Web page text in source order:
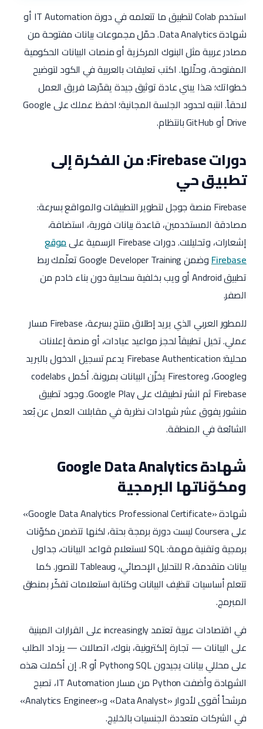
استخدم Colab لتطبيق ما تتعلمه في دورة IT Automation أو
شهادة Data Analytics. حمّل مجموعات بيانات مفتوحة من
مصادر عربية مثل البنوك المركزية أو منصات البيانات الحكومية
المفتوحة، وحلّلها. اكتب تعليقات بالعربية في الكود لتوضيح
خطواتك؛ هذا يبني عادة توثيق جيدة يقدّرها فريق العمل
لاحقاً. انتبه لحدود الجلسة المجانية؛ احفظ عملك على Google
Drive أو GitHub بانتظام.
دورات Firebase: من الفكرة إلى
تطبيق حي
Firebase منصة جوجل لتطوير التطبيقات والمواقع بسرعة:
مصادقة المستخدمين، قاعدة بيانات فورية، استضافة،
إشعارات، وتحليلات. دورات Firebase الرسمية على
موقع
Firebase
وضمن Google Developer Training تعلّمك ربط
تطبيق Android أو ويب بخلفية سحابية دون بناء خادم من
الصفر.
للمطور العربي الذي يريد إطلاق منتج بسرعة، Firebase مسار
عملي. تخيل تطبيقاً لحجز مواعيد عيادات، أو منصة إعلانات
محلية؛ Firebase Authentication يدعم تسجيل الدخول بالبريد
وGoogle، وFirestore يخزّن البيانات بمرونة. أكمل codelabs
Firebase ثم انشر تطبيقك على Google Play. وجود تطبيق
منشور يفوق عشر شهادات نظرية في مقابلات العمل عن بُعد
الشائعة في المنطقة.
شهادة Google Data Analytics
ومكوّناتها البرمجية
شهادة «Google Data Analytics Professional Certificate»
على Coursera ليست دورة برمجة بحتة، لكنها تتضمن مكوّنات
برمجية وتقنية مهمة: SQL لاستعلام قواعد البيانات، جداول
بيانات متقدمة، R للتحليل الإحصائي، وTableau للتصور. كما
تتعلم أساسيات تنظيف البيانات وكتابة استعلامات تفكّر بمنطق
المبرمج.
في اقتصادات عربية تعتمد increasingly على القرارات المبنية
على البيانات — تجارة إلكترونية، بنوك، اتصالات — يزداد الطلب
على محللي بيانات يجيدون SQL وPython أو R. إن أكملت هذه
الشهادة وأضفت Python من مسار IT Automation، تصبح
مرشحاً أقوى لأدوار «Data Analyst» و«Analytics Engineer»
في الشركات متعددة الجنسيات بالخليج.